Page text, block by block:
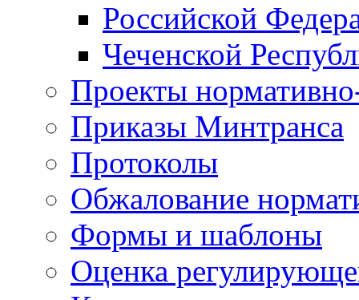
Российской
Чеченской
Проекты
Приказы Минтранса
Протоколы
Обжалование
Формы и шаблоны
Оценка